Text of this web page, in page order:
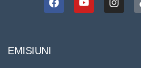
EMISIUNI